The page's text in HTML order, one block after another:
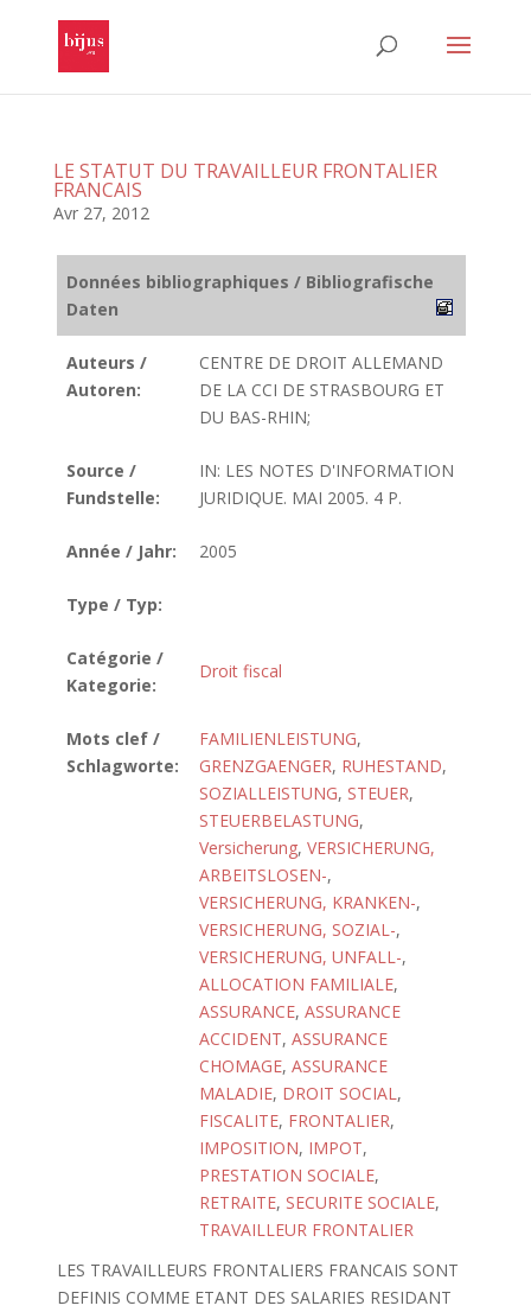
LE STATUT DU TRAVAILLEUR FRONTALIER
FRANCAIS
Avr 27, 2012
Données bibliographiques / Bibliografische
Daten
Auteurs /
Autoren:
CENTRE DE DROIT ALLEMAND
DE LA CCI DE STRASBOURG ET
DU BAS-RHIN;
Source /
Fundstelle:
IN: LES NOTES D'INFORMATION
JURIDIQUE. MAI 2005. 4 P.
Année / Jahr: 2005
Type / Typ:
Catégorie /
Kategorie:
Droit fiscal
Mots clef /
Schlagworte:
FAMILIENLEISTUNG,
GRENZGAENGER, RUHESTAND,
SOZIALLEISTUNG, STEUER,
STEUERBELASTUNG,
Versicherung, VERSICHERUNG,
ARBEITSLOSEN-,
VERSICHERUNG, KRANKEN-,
VERSICHERUNG, SOZIAL-,
VERSICHERUNG, UNFALL-,
ALLOCATION FAMILIALE,
ASSURANCE, ASSURANCE
ACCIDENT, ASSURANCE
CHOMAGE, ASSURANCE
MALADIE, DROIT SOCIAL,
FISCALITE, FRONTALIER,
IMPOSITION, IMPOT,
PRESTATION SOCIALE,
RETRAITE, SECURITE SOCIALE,
TRAVAILLEUR FRONTALIER
LES TRAVAILLEURS FRONTALIERS FRANCAIS SONT
DEFINIS COMME ETANT DES SALARIES RESIDANT